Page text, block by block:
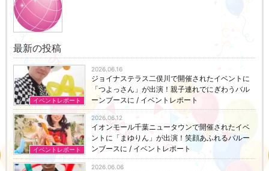
最新の投稿
イベントレポート
2026.06.16
ジョイナステラス二俣川で開催されたイベントに
「つよっさん」が出演！親子連れでにぎわうバル
ーンブースに / イベントレポート
イベントレポート
2026.06.12
イオンモール千葉ニュータウンで開催されたイベ
ントに「まゆりん」が出演！笑顔あふれるバルー
ンブースに / イベントレポート
2026.06.06